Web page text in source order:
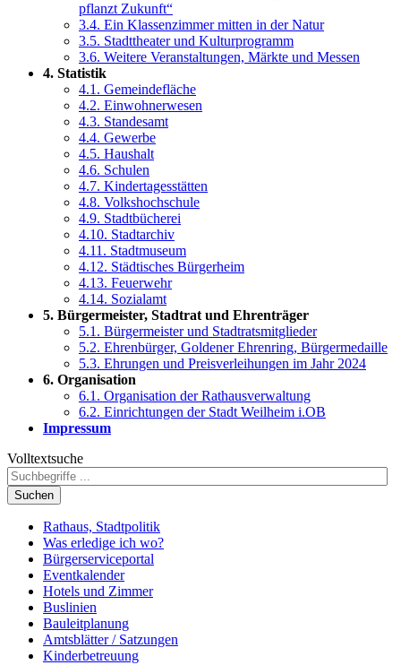
pflanzt Zukunft“
3.4. Ein Klassenzimmer mitten in der Natur
3.5. Stadttheater und Kulturprogramm
3.6. Weitere Veranstaltungen, Märkte und Messen
4. Statistik
4.1. Gemeindefläche
4.2. Einwohnerwesen
4.3. Standesamt
4.4. Gewerbe
4.5. Haushalt
4.6. Schulen
4.7. Kindertagesstätten
4.8. Volkshochschule
4.9. Stadtbücherei
4.10. Stadtarchiv
4.11. Stadtmuseum
4.12. Städtisches Bürgerheim
4.13. Feuerwehr
4.14. Sozialamt
5. Bürgermeister, Stadtrat und Ehrenträger
5.1. Bürgermeister und Stadtratsmitglieder
5.2. Ehrenbürger, Goldener Ehrenring, Bürgermedaille
5.3. Ehrungen und Preisverleihungen im Jahr 2024
6. Organisation
6.1. Organisation der Rathausverwaltung
6.2. Einrichtungen der Stadt Weilheim i.OB
Impressum
Volltextsuche
Suchen
Rathaus, Stadtpolitik
Was erledige ich wo?
Bürgerserviceportal
Eventkalender
Hotels und Zimmer
Buslinien
Bauleitplanung
Amtsblätter / Satzungen
Kinderbetreuung